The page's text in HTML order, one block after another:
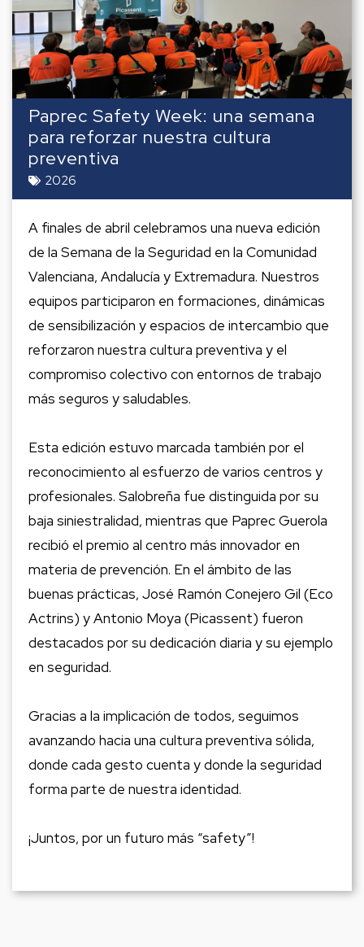
Paprec Safety Week: una semana
para reforzar nuestra cultura
preventiva
2026
A finales de abril celebramos una nueva edición
de la Semana de la Seguridad en la Comunidad
Valenciana, Andalucía y Extremadura. Nuestros
equipos participaron en formaciones, dinámicas
de sensibilización y espacios de intercambio que
reforzaron nuestra cultura preventiva y el
compromiso colectivo con entornos de trabajo
más seguros y saludables.
Esta edición estuvo marcada también por el
reconocimiento al esfuerzo de varios centros y
profesionales. Salobreña fue distinguida por su
baja siniestralidad, mientras que Paprec Guerola
recibió el premio al centro más innovador en
materia de prevención. En el ámbito de las
buenas prácticas, José Ramón Conejero Gil (Eco
Actrins) y Antonio Moya (Picassent) fueron
destacados por su dedicación diaria y su ejemplo
en seguridad.
Gracias a la implicación de todos, seguimos
avanzando hacia una cultura preventiva sólida,
donde cada gesto cuenta y donde la seguridad
forma parte de nuestra identidad.
¡Juntos, por un futuro más “safety”!